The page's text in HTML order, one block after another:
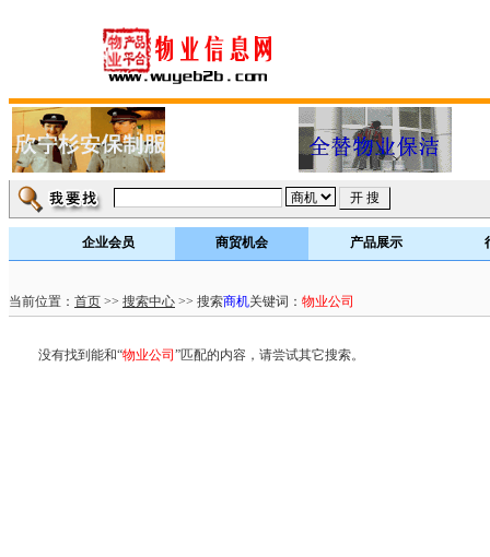
企业会员 商贸机会 产品展示
当前位置： 首页 >> 搜索中心 >> 搜索商机关键词： 物业公司
没有找到能和“物业公司 ”匹配的内容，请尝试其它搜索。